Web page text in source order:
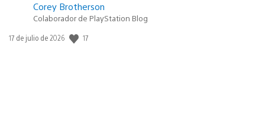
Corey Brotherson
Colaborador de PlayStation Blog
Fecha
17 de julio de 2026 17